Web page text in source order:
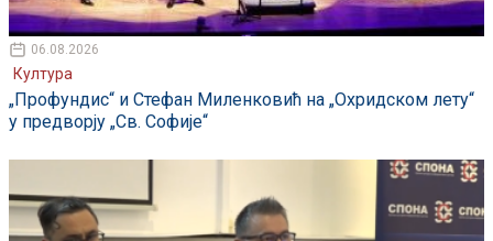
06.08.2026
Култура
„Профундис“ и Стефан Миленковић на „Охридском лету“
у предворју „Св. Софије“